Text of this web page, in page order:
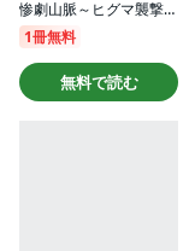
惨劇山脈～ヒグマ襲撃～(話売り)
1冊無料
無料で読む